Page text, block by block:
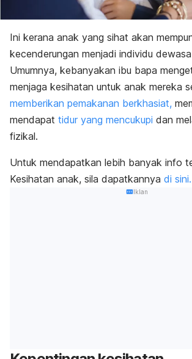
Ini kerana anak yang sihat akan
kecenderungan menjadi individu
Umumnya, kebanyakan ibu bapa
menjaga kesihatan untuk anak mereka
memberikan pemakanan berkhasiat,
mendapat tidur yang mencukupi dan
fizikal.
Untuk mendapatkan lebih banyak info
Kesihatan anak, sila dapatkannya di sini.
Iklan